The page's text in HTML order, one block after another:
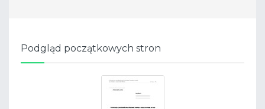
Podgląd początkowych stron